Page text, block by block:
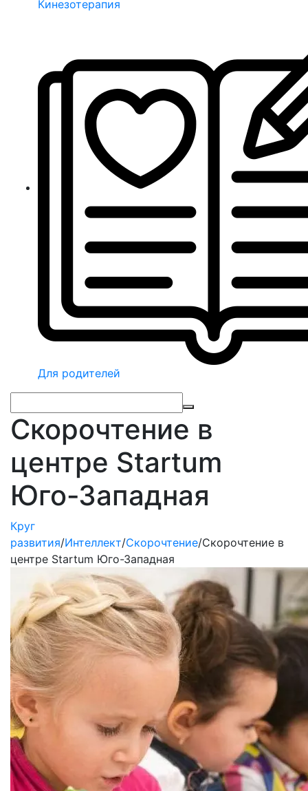
Кинезотерапия
Для родителей
Скорочтение в
центре Startum
Юго-Западная
Круг
развития/Интеллект/Скорочтение/Скорочтение в
центре Startum Юго-Западная